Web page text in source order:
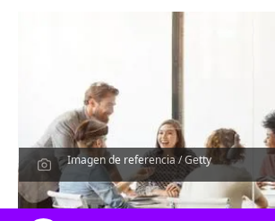
Imagen de referencia / Getty
Escucha el artículo